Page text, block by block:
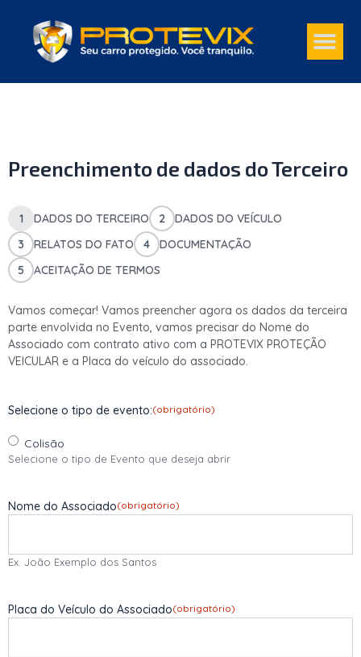
conteúdo
Preenchimento de dados do Terceiro
1 DADOS DO TERCEIRO 2
DADOS DO VEÍCULO
3
RELATOS DO FATO 4
DOCUMENTAÇÃO
5
ACEITAÇÃO DE TERMOS
Vamos começar! Vamos preencher agora os dados da terceira
parte envolvida no Evento, vamos precisar do Nome do
Associado com contrato ativo com a PROTEVIX PROTEÇÃO
VEICULAR e a Placa do veículo do associado.
Selecione o tipo de evento:(obrigatório)
Colisão
Selecione o tipo de Evento que deseja abrir
Nome do Associado(obrigatório)
Ex. João Exemplo dos Santos
Placa do Veículo do Associado(obrigatório)